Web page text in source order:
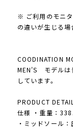
※ ご利用のモニ
の違いが生じる場
COODINATION
MEN'S モデルは
しています。
PRODUCT
仕様 ・重量：
・ミッドソール